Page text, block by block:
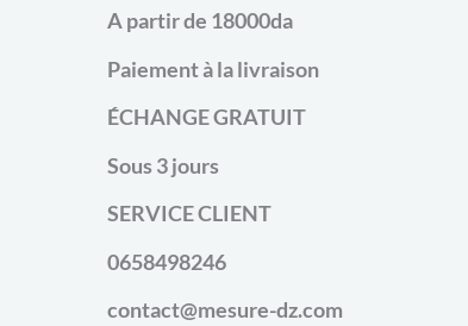
A partir de 18000da
Paiement à la livraison
ÉCHANGE GRATUIT
Sous 3 jours
SERVICE CLIENT
0658498246
contact@mesure-dz.com